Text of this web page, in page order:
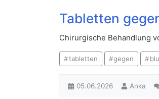
Tabletten
Chirurgische Behandlung
tabletten gegen
05.06.2026 Anka